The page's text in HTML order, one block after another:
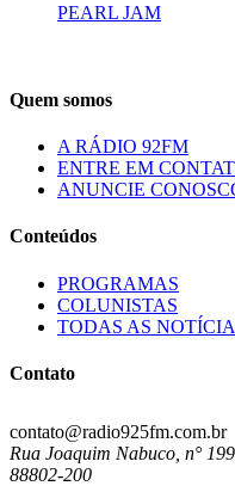
PEARL JAM
Quem somos
A RÁDIO 92FM
ENTRE EM
ANUNCIE
Conteúdos
PROGRAMAS
COLUNISTAS
TODAS AS
Contato
contato@radio925fm.com.br
Rua Joaquim Nabuco, n°
88802-200